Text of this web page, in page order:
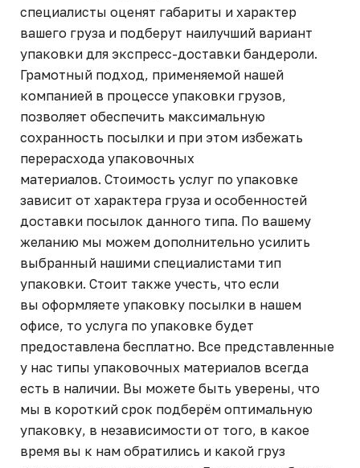
специалисты оценят габариты и характер
вашего груза и подберут наилучший вариант
упаковки для экспресс-доставки бандероли.
Грамотный подход, применяемой нашей
компанией в процессе упаковки грузов,
позволяет обеспечить максимальную
сохранность посылки и при этом избежать
перерасхода упаковочных
материалов. Стоимость услуг по упаковке
зависит от характера груза и особенностей
доставки посылок данного типа. По вашему
желанию мы можем дополнительно усилить
выбранный нашими специалистами тип
упаковки. Стоит также учесть, что если
вы оформляете упаковку посылки в нашем
офисе, то услуга по упаковке будет
предоставлена бесплатно. Все представленные
у нас типы упаковочных материалов всегда
есть в наличии. Вы можете быть уверены, что
мы в короткий срок подберём оптимальную
упаковку, в независимости от того, в какое
время вы к нам обратились и какой груз